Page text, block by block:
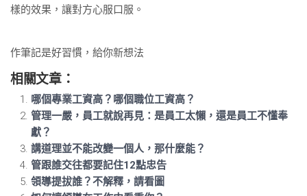
樣的效果，讓對方心服口服。
作筆記是好習慣，給你新想法
相關文章：
哪個專業工資高？哪個職位工資高？
管理一嚴，員工就說再見：是員工太懶，還是員工不懂奉
獻？
講道理並不能改變一個人，那什麼能？
管跟誰交往都要記住12點忠告
領導提拔誰？不解釋，請看圖